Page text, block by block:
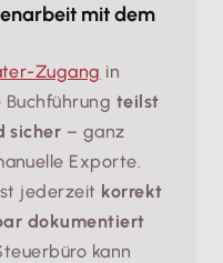
mit dem
Zugang in
teilst
sicher – ganz
Exporte.
jederzeit korrekt
dokumentiert
kann